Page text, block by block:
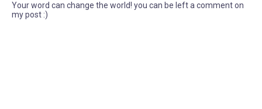
Your word can change the world! you can be left a comment on
my post :)